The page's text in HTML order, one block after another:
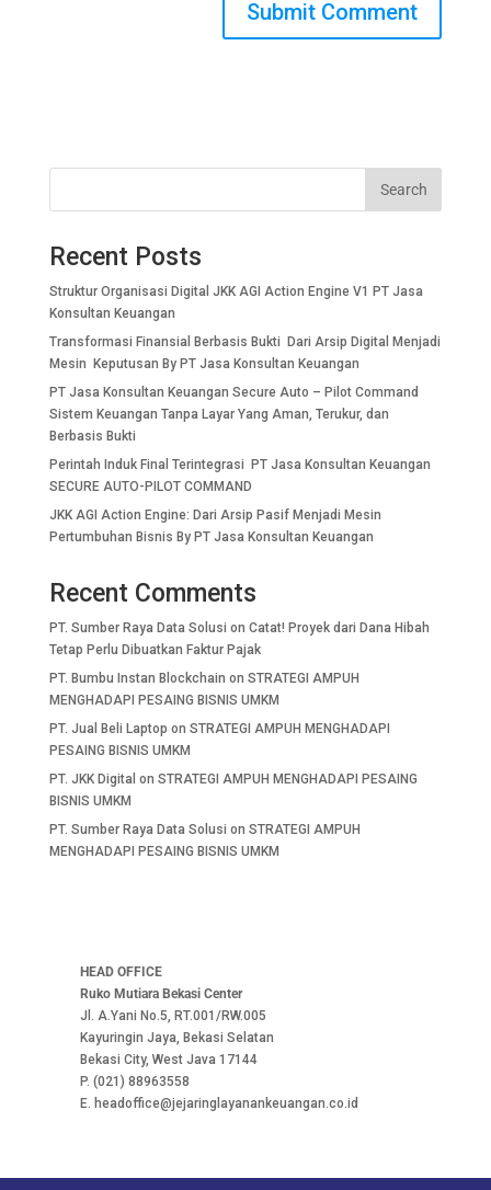
Search
Recent Posts
Struktur Organisasi Digital JKK AGI Action Engine V1 PT Jasa
Konsultan Keuangan
Transformasi Finansial Berbasis Bukti Dari Arsip Digital Menjadi
Mesin Keputusan By PT Jasa Konsultan Keuangan
PT Jasa Konsultan Keuangan Secure Auto – Pilot Command
Sistem Keuangan Tanpa Layar Yang Aman, Terukur, dan
Berbasis Bukti
Perintah Induk Final Terintegrasi PT Jasa Konsultan Keuangan
SECURE AUTO-PILOT COMMAND
JKK AGI Action Engine: Dari Arsip Pasif Menjadi Mesin
Pertumbuhan Bisnis By PT Jasa Konsultan Keuangan
Recent Comments
PT. Sumber Raya Data Solusi on Catat! Proyek dari Dana Hibah
Tetap Perlu Dibuatkan Faktur Pajak
PT. Bumbu Instan Blockchain on STRATEGI AMPUH
MENGHADAPI PESAING BISNIS UMKM
PT. Jual Beli Laptop on STRATEGI AMPUH MENGHADAPI
PESAING BISNIS UMKM
PT. JKK Digital on STRATEGI AMPUH MENGHADAPI PESAING
BISNIS UMKM
PT. Sumber Raya Data Solusi on STRATEGI AMPUH
MENGHADAPI PESAING BISNIS UMKM
HEAD OFFICE
Ruko Mutiara Bekasi Center
Jl. A.Yani No.5, RT.001/RW.005
Kayuringin Jaya, Bekasi Selatan
Bekasi City, West Java 17144
P. (021) 88963558
E. headoffice@jejaringlayanankeuangan.co.id